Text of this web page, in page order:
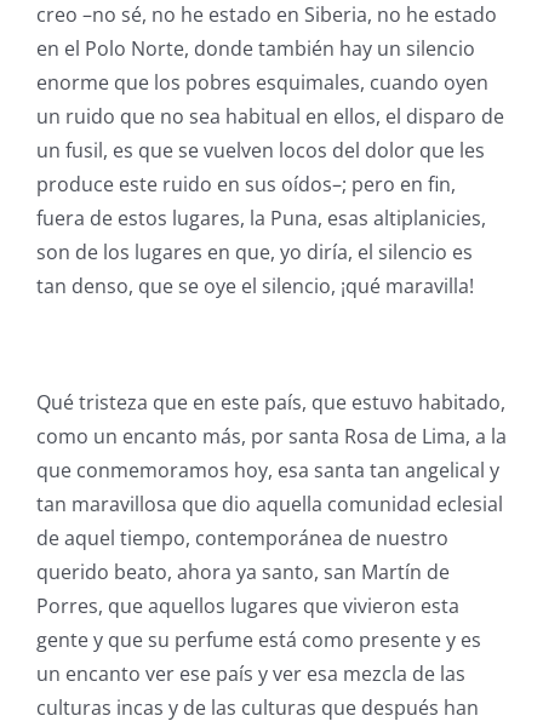
creo –no sé, no he estado en Siberia, no he estado
en el Polo Norte, donde también hay un silencio
enorme que los pobres esquimales, cuando oyen
un ruido que no sea habitual en ellos, el disparo de
un fusil, es que se vuelven locos del dolor que les
produce este ruido en sus oídos–; pero en fin,
fuera de estos lugares, la Puna, esas altiplanicies,
son de los lugares en que, yo diría, el silencio es
tan denso, que se oye el silencio, ¡qué maravilla!
Qué tristeza que en este país, que estuvo habitado,
como un encanto más, por santa Rosa de Lima, a la
que conmemoramos hoy, esa santa tan angelical y
tan maravillosa que dio aquella comunidad eclesial
de aquel tiempo, contemporánea de nuestro
querido beato, ahora ya santo, san Martín de
Porres, que aquellos lugares que vivieron esta
gente y que su perfume está como presente y es
un encanto ver ese país y ver esa mezcla de las
culturas incas y de las culturas que después han